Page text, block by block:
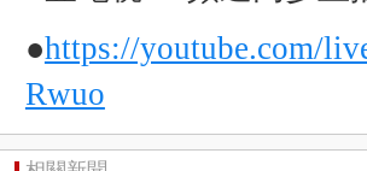
●https://youtube.com/
Rwuo